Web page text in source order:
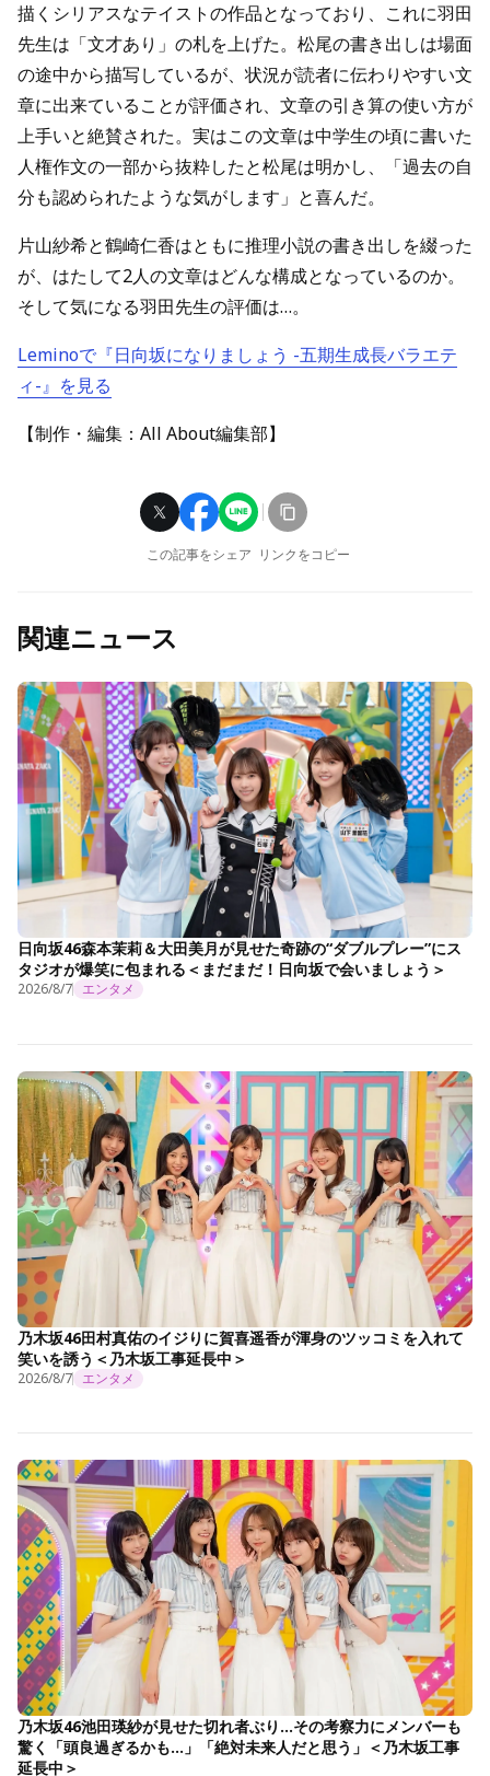
描くシリアスなテイストの作品となっており、これに羽田
先生は「文才あり」の札を上げた。松尾の書き出しは場面
の途中から描写しているが、状況が読者に伝わりやすい文
章に出来ていることが評価され、文章の引き算の使い方が
上手いと絶賛された。実はこの文章は中学生の頃に書いた
人権作文の一部から抜粋したと松尾は明かし、「過去の自
分も認められたような気がします」と喜んだ。
片山紗希と鶴崎仁香はともに推理小説の書き出しを綴った
が、はたして2人の文章はどんな構成となっているのか。
そして気になる羽田先生の評価は…。
Leminoで『日向坂になりましょう -五期生成長バラエテ
ィ-』を見る
【制作・編集：All About編集部】
この記事をシェア リンクをコピー
関連ニュース
日向坂46森本茉莉＆大田美月が見せた奇跡の“ダブルプレー”にス
タジオが爆笑に包まれる＜まだまだ！日向坂で会いましょう＞
2026/8/7 エンタメ
乃木坂46田村真佑のイジりに賀喜遥香が渾身のツッコミを入れて
笑いを誘う＜乃木坂工事延長中＞
2026/8/7 エンタメ
乃木坂46池田瑛紗が見せた切れ者ぶり…その考察力にメンバーも
驚く「頭良過ぎるかも…」「絶対未来人だと思う」＜乃木坂工事
延長中＞